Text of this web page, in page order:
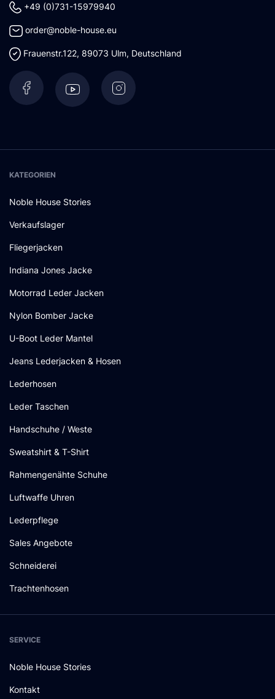
+49 (0)731-15979940
order@noble-house.eu
Frauenstr.122, 89073 Ulm, Deutschland
KATEGORIEN
Noble House Stories
Verkaufslager
Fliegerjacken
Indiana Jones Jacke
Motorrad Leder Jacken
Nylon Bomber Jacke
U-Boot Leder Mantel
Jeans Lederjacken & Hosen
Lederhosen
Leder Taschen
Handschuhe / Weste
Sweatshirt & T-Shirt
Rahmengenähte Schuhe
Luftwaffe Uhren
Lederpflege
Sales Angebote
Schneiderei
Trachtenhosen
SERVICE
Noble House Stories
Kontakt